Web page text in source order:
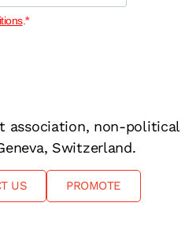
.
association, non-political
Switzerland.
US PROMOTE